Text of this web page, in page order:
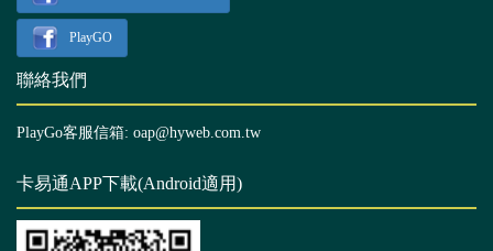
PlayGO
聯絡我們
PlayGo客服信箱: oap@hyweb.com.tw
卡易通APP下載(Android適用)